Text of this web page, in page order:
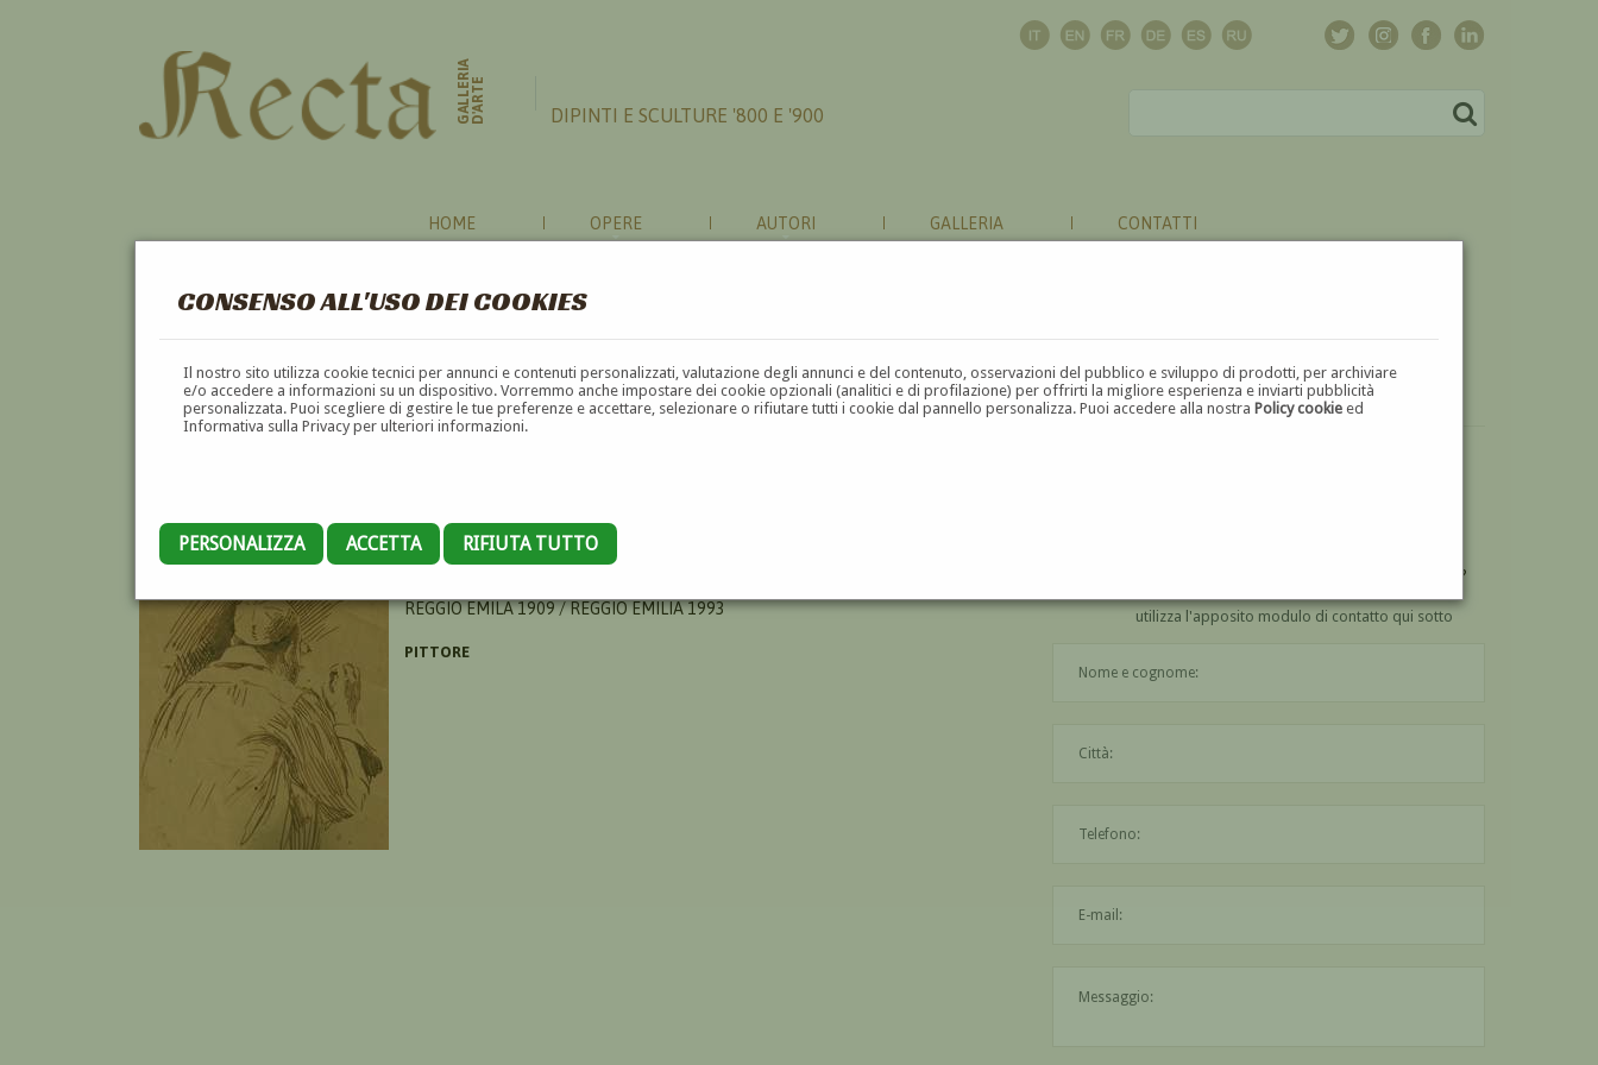
CONSENSO ALL'USO DEI COOKIES
Il nostro sito utilizza cookie tecnici per annunci e contenuti personalizzati, valutazione degli annunci e del contenuto, osservazioni del pubblico e sviluppo di prodotti, per archiviare
e/o accedere a informazioni su un dispositivo. Vorremmo anche impostare dei cookie opzionali (analitici e di profilazione) per offrirti la migliore esperienza e inviarti pubblicità
personalizzata. Puoi scegliere di gestire le tue preferenze e accettare, selezionare o rifiutare tutti i cookie dal pannello personalizza. Puoi accedere alla nostraPolicy cookie ed
Informativa sulla Privacy per ulteriori informazioni.
PERSONALIZZA ACCETTA RIFIUTA TUTTO
GALLERIAD'ARTE DIPINTI E SCULTURE '800 E '900
HOME OPERE AUTORI GALLERIA CONTATTI
WALTER LOTTI
REGGIO EMILA 1909 / REGGIO EMILIA 1993
PITTORE
UN'OPERA DI WALTER LOTTI?
utilizza l'apposito modulo di contatto qui sotto